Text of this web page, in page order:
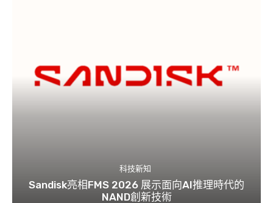
科技新知
Sandisk亮相FMS 2026 展示面向AI推理時代的
NAND創新技術